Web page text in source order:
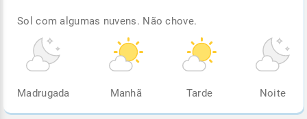
Sol com algumas nuvens. Não chove.
Madrugada Manhã Tarde Noite